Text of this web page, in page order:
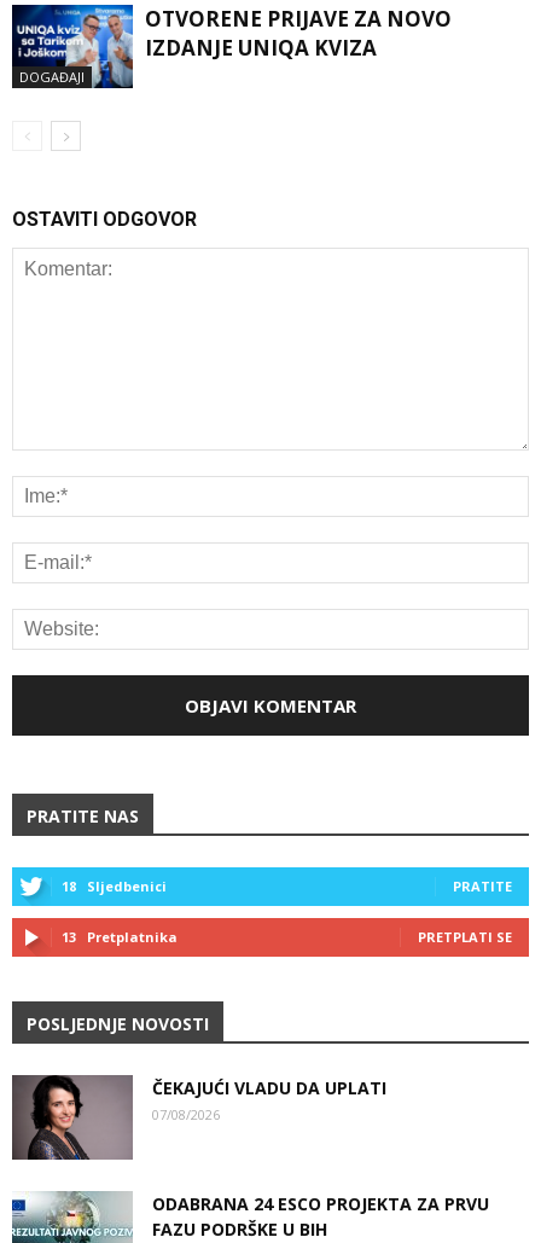
DOGAĐAJI
OTVORENE PRIJAVE ZA NOVO
IZDANJE UNIQA KVIZA
OSTAVITI ODGOVOR
PRATITE NAS
18 Sljedbenici PRATITE
13 Pretplatnika PRETPLATI SE
POSLJEDNJE NOVOSTI
ČEKAJUĆI VLADU DA UPLATI
07/08/2026
ODABRANA 24 ESCO PROJEKTA ZA PRVU
FAZU PODRŠKE U BIH